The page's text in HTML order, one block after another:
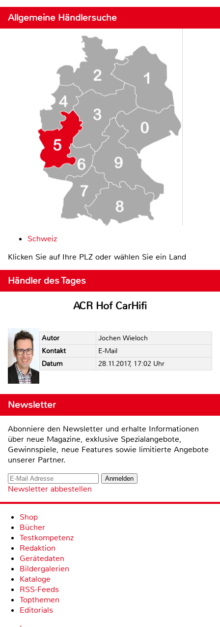
Allgemeine Händlersuche
Schweiz
Klicken Sie auf Ihre PLZ oder wählen Sie ein Land
Händler des Tages
ACR Hof CarHifi
Autor
Jochen Wieloch
Kontakt
E-Mail
Datum
28.11.2017, 17:02 Uhr
Newsletter
Abonniere den Newsletter und erhalte Informationen
über neue Magazine, exklusive Spezialangebote,
Gewinnspiele, neue Features sowie limitierte Angebote
unserer Partner.
Newsletter abbestellen
Shop
Bücher
Testkompetenz
Redaktion
Gerätedaten
Bildergalerien
Kataloge
RSS-Feeds
Topthemen
Editorials